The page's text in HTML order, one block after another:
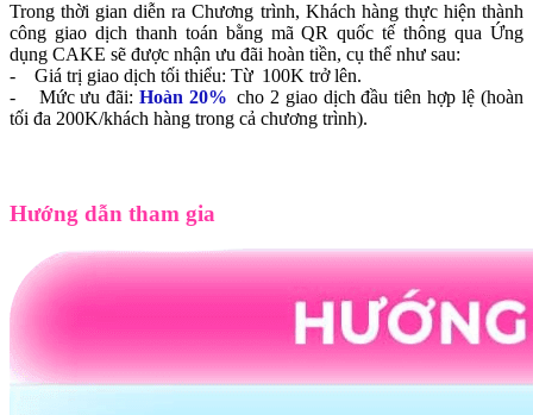
Trong thời gian diễn ra Chương trình, Khách hàng thực hiện thành
công giao dịch thanh toán bằng mã QR quốc tế thông qua Ứng
dụng CAKE sẽ được nhận ưu đãi hoàn tiền, cụ thể như sau:
- Giá trị giao dịch tối thiểu: Từ 100K trở lên.
- Mức ưu đãi:Hoàn 20% cho 2 giao dịch đầu tiên hợp lệ (hoàn
tối đa 200K/khách hàng trong cả chương trình).
Hướng dẫn tham gia